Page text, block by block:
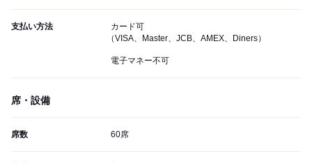
支払い方法
カード可
（VISA、Master、JCB、AMEX、Diners）
電子マネー不可
席・設備
席数 60席